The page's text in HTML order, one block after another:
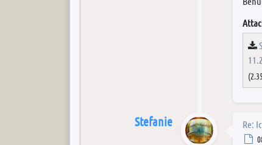
Stefanie
Re: